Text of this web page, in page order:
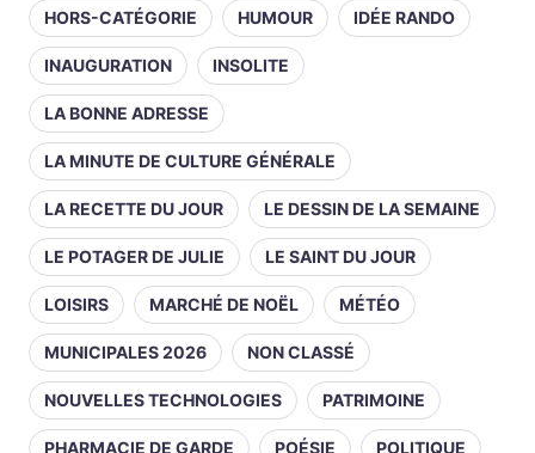
HORS-CATÉGORIE HUMOUR IDÉE RANDO
INAUGURATION INSOLITE
LA BONNE ADRESSE
LA MINUTE DE CULTURE GÉNÉRALE
LA RECETTE DU JOUR LE DESSIN DE LA SEMAINE
LE POTAGER DE JULIE LE SAINT DU JOUR
LOISIRS MARCHÉ DE NOËL MÉTÉO
MUNICIPALES 2026 NON CLASSÉ
NOUVELLES TECHNOLOGIES PATRIMOINE
PHARMACIE DE GARDE POÉSIE POLITIQUE